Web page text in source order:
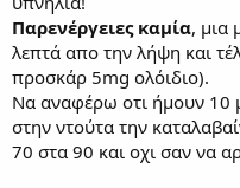
Παρενέργειες καμία, μια
λεπτά απο την λήψη και
προσκάρ 5mg ολόιδιο).
Να αναφέρω οτι ήμουν 10
στην ντούτα την
70 στα 90 και οχι σαν να